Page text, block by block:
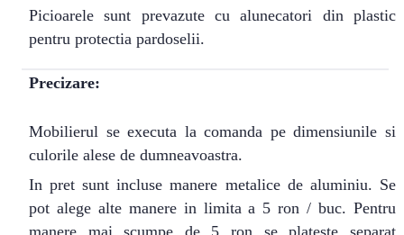
Picioarele sunt prevazute cu alunecatori din plastic
pentru protectia pardoselii.
Precizare:
Mobilierul se executa la comanda pe dimensiunile si
culorile alese de dumneavoastra.
In pret sunt incluse manere metalice de aluminiu. Se
pot alege alte manere in limita a 5 ron / buc. Pentru
manere mai scumpe de 5 ron se plateste separat